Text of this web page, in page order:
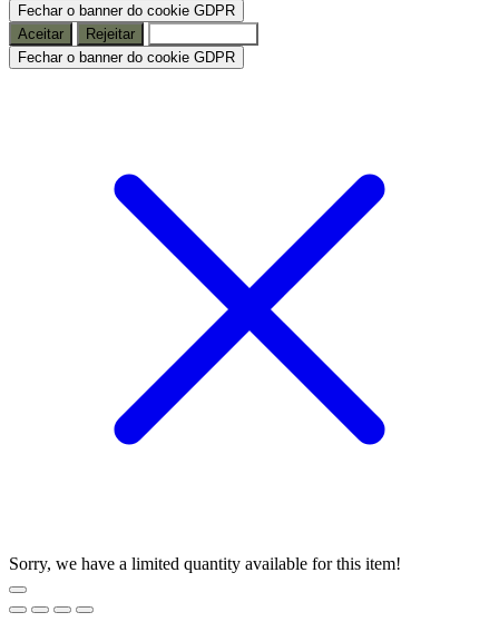
Fechar o banner do cookie GDPR
Aceitar
Rejeitar
Fechar o banner do cookie GDPR
Sorry, we have a limited quantity available for this item!